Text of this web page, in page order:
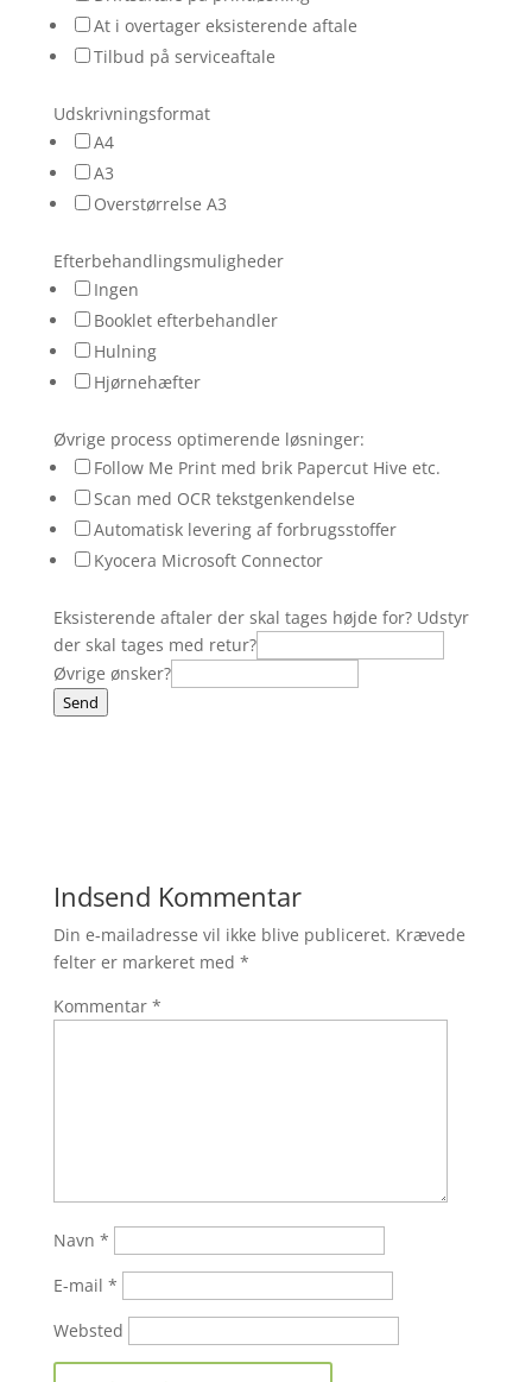
At i overtager eksisterende aftale
Tilbud på serviceaftale
Udskrivningsformat
A4
A3
Overstørrelse A3
m
e
d
E
l
e
r
n
Efterbehandlingsmuligheder
Ingen
Booklet efterbehandler
Hulning
Hjørnehæfter
Øvrige process optimerende løsninger:
Follow Me Print med brik Papercut Hive etc.
Scan med OCR tekstgenkendelse
Automatisk levering af forbrugsstoffer
Kyocera Microsoft Connector
Eksisterende aftaler der skal tages højde for? Udstyr
der skal tages med retur?
Øvrige ønsker?
Send
Indsend Kommentar
Din e-mailadresse vil ikke blive publiceret. Krævede
felter er markeret med *
Kommentar *
Navn *
E-mail *
Websted